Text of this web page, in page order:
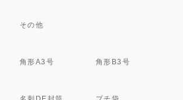
その他
角形A3号 角形B3号